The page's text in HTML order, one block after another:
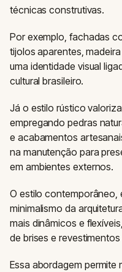
técnicas construtivas.
Por exemplo, fachadas
tijolos aparentes,
uma identidade visual
cultural brasileiro.
Já o estilo rústico
empregando pedras
e acabamentos
na manutenção para
em ambientes externos.
O estilo contemporâneo,
minimalismo da
mais dinâmicos e
de brises e
Essa abordagem